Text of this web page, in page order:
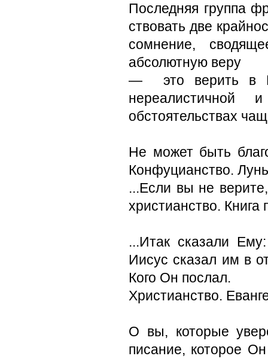
Последняя группа
ствовать две
со­мнение,
абсолютную веру
— это верить в
обстоятельствах
Не может быть
Конфуцианство.
...Если вы не
христианство.
...Итак сказали
Иисус сказал им в
Кого Он послал.
Христианство.
О вы, которые
писание, которое